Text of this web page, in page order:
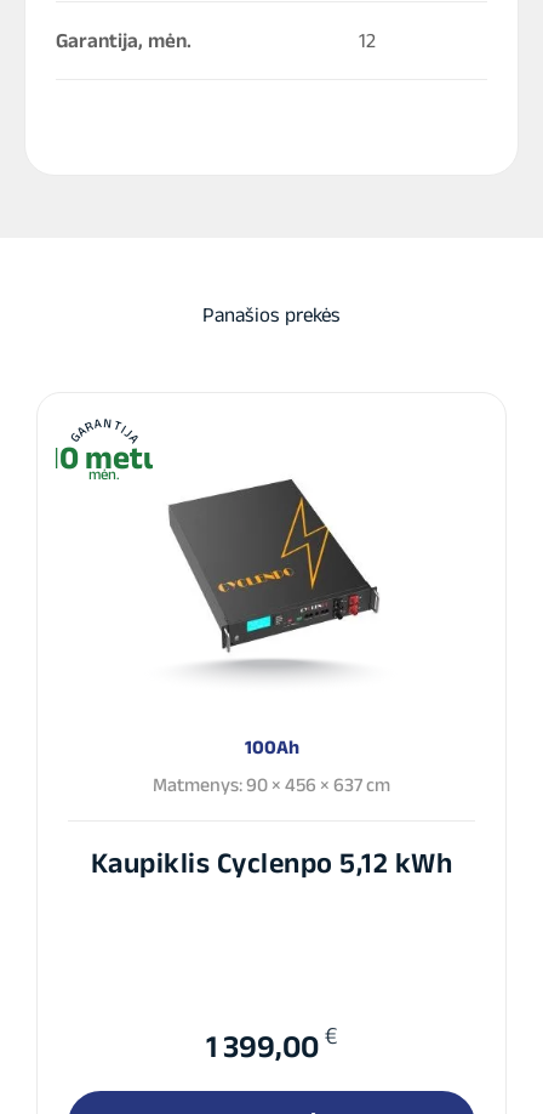
Garantija, mėn. 12
Panašios prekės
GARANTIJA
10 metų
mėn.
100Ah
Matmenys: 90 × 456 × 637 cm
Kaupiklis Cyclenpo 5,12 kWh
1 399,00 €